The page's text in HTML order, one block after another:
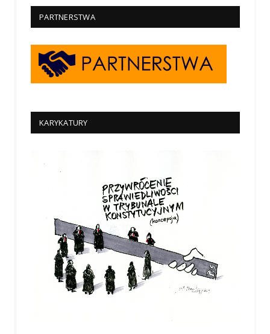
PARTNERSTWA
KARYKATURY